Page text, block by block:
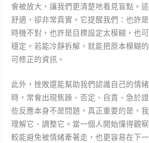
會被放大，讓我們更清楚地看見盲點。
舒適，卻非常真實。它提醒我們：也許
時機不對，也許是目標設定太模糊，也
穩定。若能冷靜拆解，就能把原本模糊
可修正的資訊。
此外，挫敗還能幫助我們認識自己的情
時，常會出現焦躁、否定、自責、急於
些反應本身不是問題，真正重要的是，
理解它、調整它。當一個人開始懂得觀
較能避免被情緒牽著走，也更容易在下